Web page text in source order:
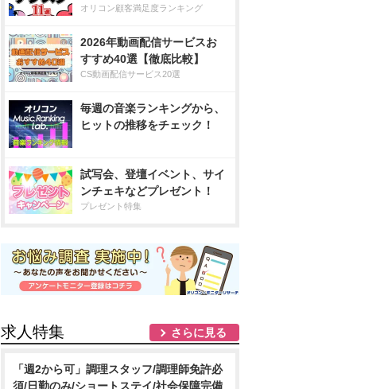
オリコン顧客満足度ランキング
2026年動画配信サービスお
すすめ40選【徹底比較】
CS動画配信サービス20選
毎週の音楽ランキングから、
ヒットの推移をチェック！
試写会、登壇イベント、サイ
ンチェキなどプレゼント！
プレゼント特集
求人特集 さらに見る
「週2から可」調理スタッフ/調理師免許必
須/日勤のみ/ショートステイ/社会保障完備